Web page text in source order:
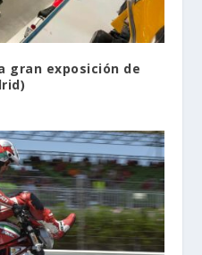
gran exposición de